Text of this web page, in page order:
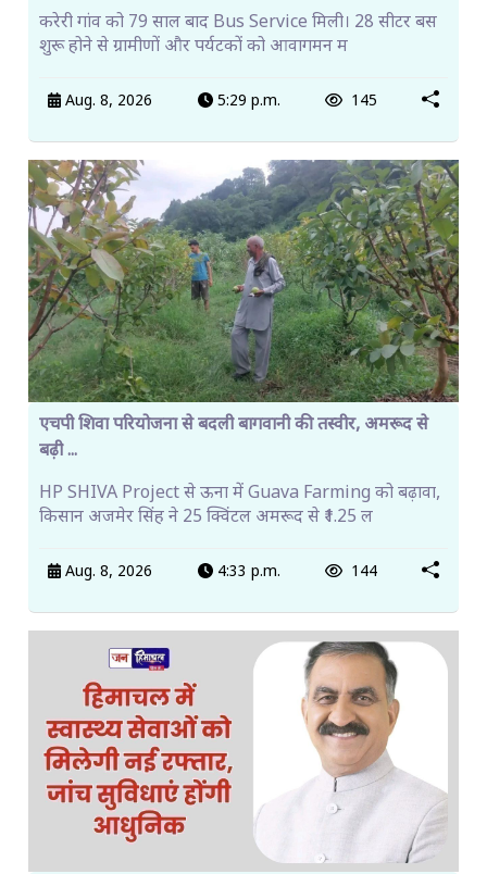
करेरी गांव को 79 साल बाद Bus Service मिली। 28 सीटर बस
शुरू होने से ग्रामीणों और पर्यटकों को आवागमन म
Aug. 8, 2026 5:29 p.m. 145
एचपी शिवा परियोजना से बदली बागवानी की तस्वीर, अमरूद से
बढ़ी ...
HP SHIVA Project से ऊना में Guava Farming को बढ़ावा,
किसान अजमेर सिंह ने 25 क्विंटल अमरूद से ₹1.25 ल
Aug. 8, 2026 4:33 p.m. 144